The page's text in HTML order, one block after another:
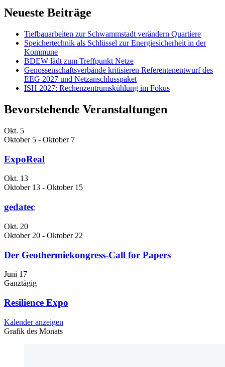
Neueste Beiträge
Tiefbauarbeiten zur Schwammstadt verändern Quartiere
Speichertechnik als Schlüssel zur Energiesicherheit in der
Kommune
BDEW lädt zum Treffpunkt Netze
Genossenschaftsverbände kritisieren Referentenentwurf des
EEG 2027 und Netzanschlusspaket
ISH 2027: Rechenzentrumskühlung im Fokus
Bevorstehende Veranstaltungen
Okt. 5
Oktober 5 - Oktober 7
ExpoReal
Okt. 13
Oktober 13 - Oktober 15
gedatec
Okt. 20
Oktober 20 - Oktober 22
Der Geothermiekongress-Call for Papers
Juni 17
Ganztägig
Resilience Expo
Kalender anzeigen
Grafik des Monats